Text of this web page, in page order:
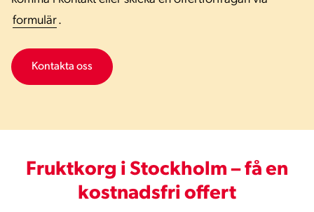
formulär.
Kontakta oss
Fruktkorg i Stockholm – få en
kostnadsfri offert